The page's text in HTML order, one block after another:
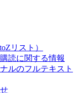
リスト）
読に関する情報
ルのフルテキスト